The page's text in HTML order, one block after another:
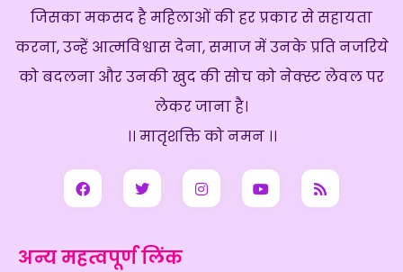
जिसका मकसद है महिलाओं की हर प्रकार से सहायता
करना, उन्हें आत्मविश्वास देना, समाज में उनके प्रति नजरिये
को बदलना और उनकी खुद की सोच को नेक्स्ट लेवल पर
लेकर जाना है।
।। मातृशक्ति को नमन ।।
अन्य महत्वपूर्ण लिंक